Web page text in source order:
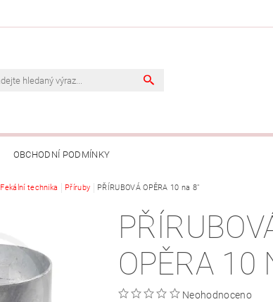
OBCHODNÍ PODMÍNKY
Fekální technika Příruby PŘÍRUBOVÁ OPĚRA 10 na 8"
OPĚRA 10
Neohodnoceno